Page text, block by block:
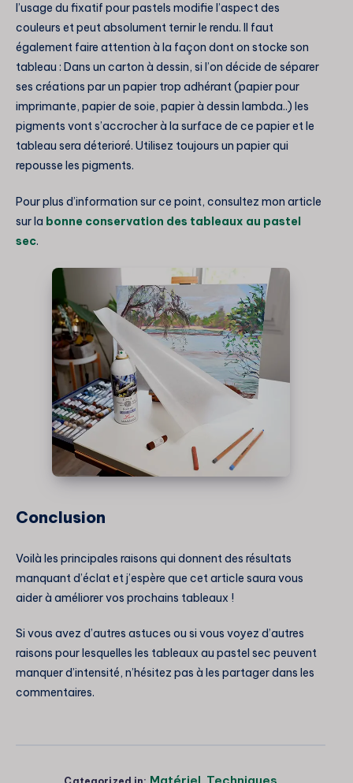
l’usage du fixatif pour pastels modifie l’aspect des
couleurs et peut absolument ternir le rendu. Il faut
également faire attention à la façon dont on stocke son
tableau : Dans un carton à dessin, si l’on décide de séparer
ses créations par un papier trop adhérant (papier pour
imprimante, papier de soie, papier à dessin lambda..) les
pigments vont s’accrocher à la surface de ce papier et le
tableau sera déterioré. Utilisez toujours un papier qui
repousse les pigments.
Pour plus d’information sur ce point, consultez mon article
sur la bonne conservation des tableaux au pastel
sec.
Conclusion
Voilà les principales raisons qui donnent des résultats
manquant d’éclat et j’espère que cet article saura vous
aider à améliorer vos prochains tableaux !
Si vous avez d’autres astuces ou si vous voyez d’autres
raisons pour lesquelles les tableaux au pastel sec peuvent
manquer d’intensité, n’hésitez pas à les partager dans les
commentaires.